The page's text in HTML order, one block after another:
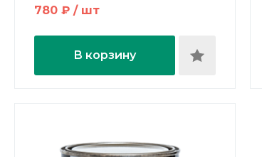
780 ₽ / шт
В корзину